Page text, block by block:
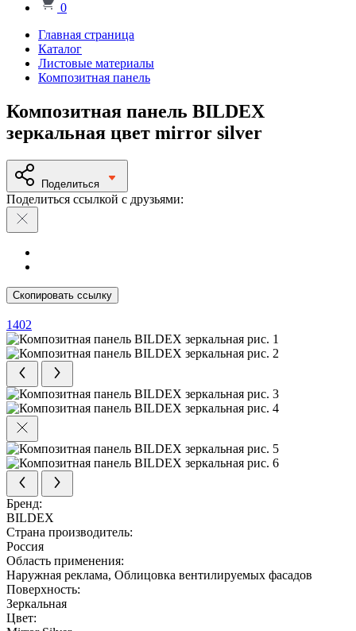
0
Главная страница
Каталог
Листовые материалы
Композитная панель
Композитная панель BILDEX
зеркальная цвет mirror silver
Поделиться
Поделиться ссылкой с друзьями:
Скопировать ссылку
1402
Бренд:
BILDEX
Страна производитель:
Россия
Область применения:
Наружная реклама, Облицовка вентилируемых фасадов
Поверхность:
Зеркальная
Цвет: